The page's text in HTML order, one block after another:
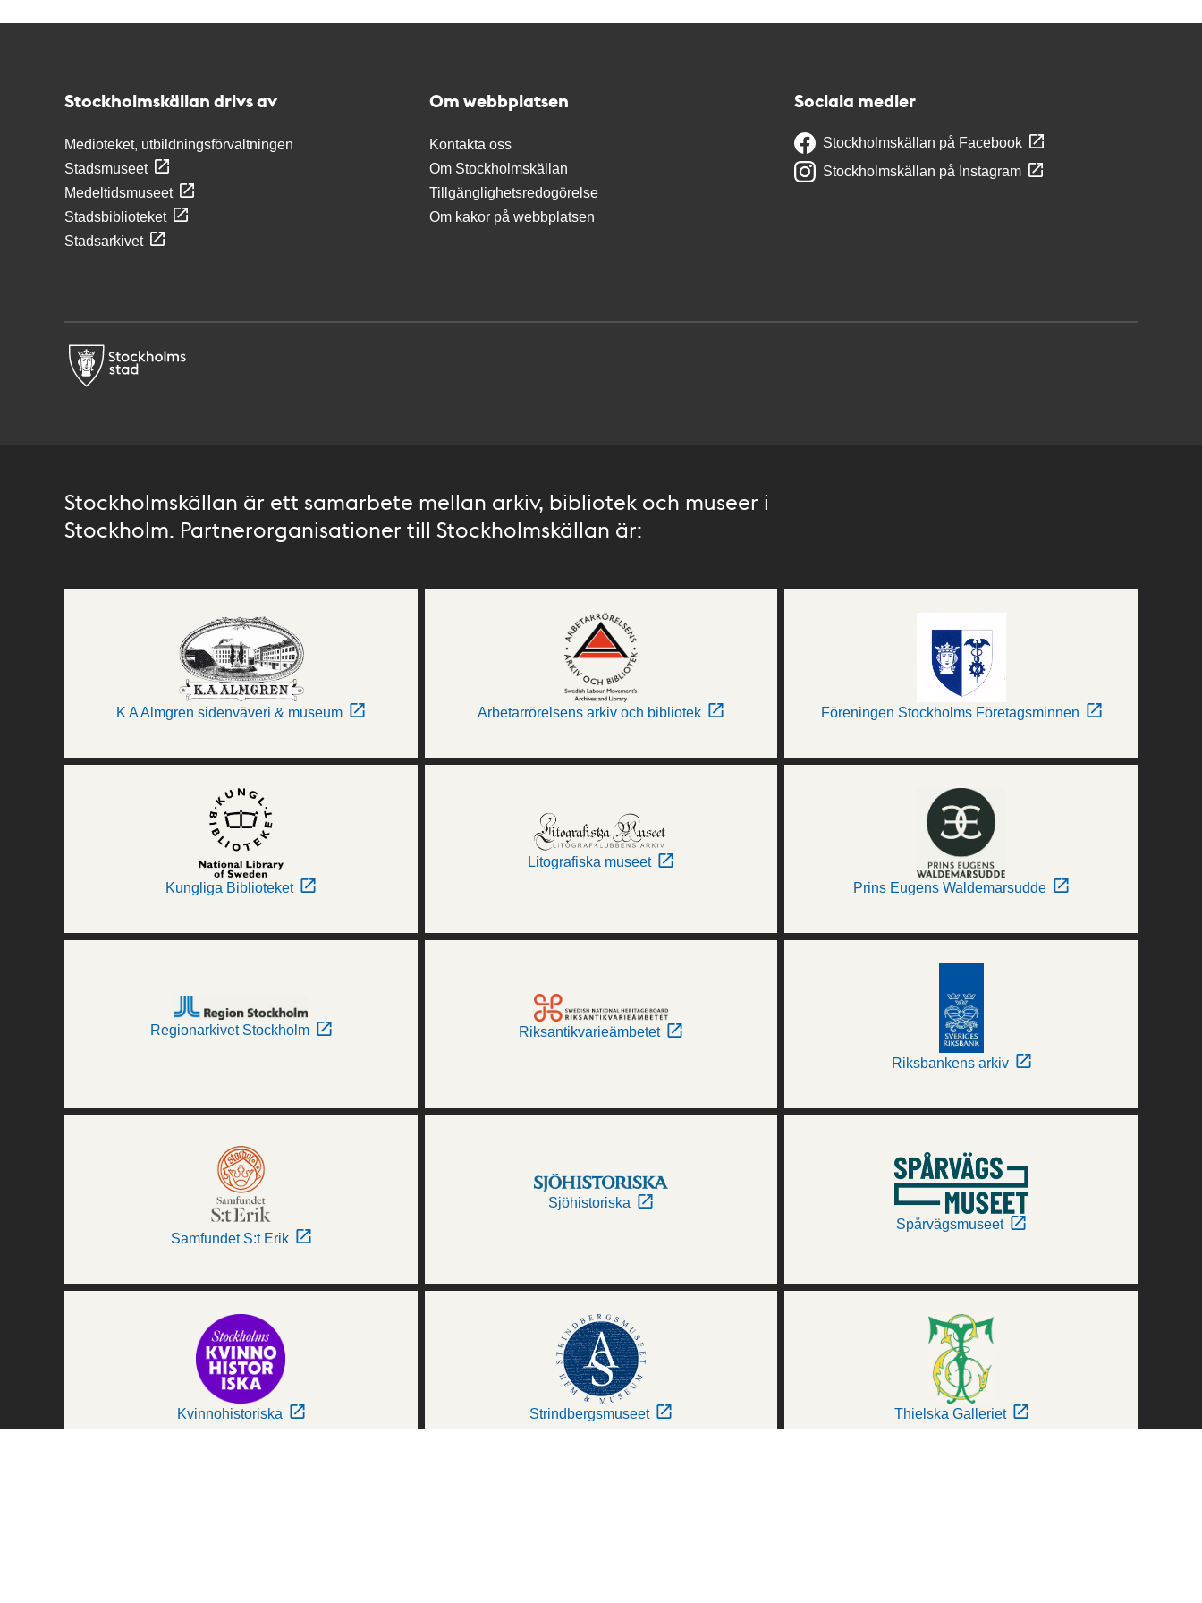
Stockholmskällan drivs av
Medioteket, utbildningsförvaltningen
Stadsmuseet
Medeltidsmuseet
Stadsbiblioteket
Stadsarkivet
Om webbplatsen
Kontakta oss
Om Stockholmskällan
Tillgänglighetsredogörelse
Om kakor på webbplatsen
Sociala medier
Stockholmskällan på Facebook
Stockholmskällan på Instagram
Stockholmskällan är ett samarbete mellan arkiv, bibliotek och museer i
Stockholm. Partnerorganisationer till Stockholmskällan är:
K A Almgren sidenväveri & museum Arbetarrörelsens arkiv och bibliotek Föreningen Stockholms Företagsminnen
Kungliga Biblioteket
Litografiska museet
Prins Eugens Waldemarsudde
Regionarkivet Stockholm Riksantikvarieämbetet
Riksbankens arkiv
Samfundet S:t Erik
Sjöhistoriska
Spårvägsmuseet
Kvinnohistoriska Strindbergsmuseet Thielska Galleriet